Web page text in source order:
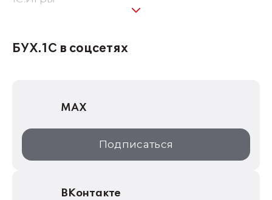
1С:Консалтинг
1С:Дистрибьюция
1С:Образование
ИТС.1C.ru
БУХ.1С в соцсетях
MAX
Подписаться
ВКонтакте